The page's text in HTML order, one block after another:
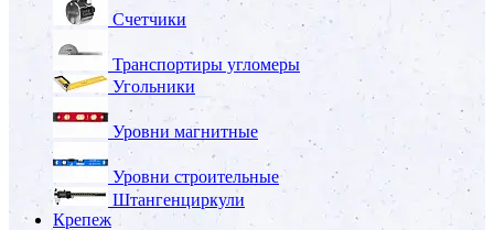
Счетчики
Транспортиры угломеры
Угольники
Уровни магнитные
Уровни строительные
Штангенциркули
Крепеж